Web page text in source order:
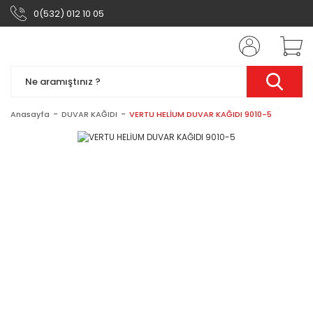
0(532) 012 10 05
Anasayfa DUVAR KAĞIDI VERTU HELİUM DUVAR KAĞIDI 9010-5